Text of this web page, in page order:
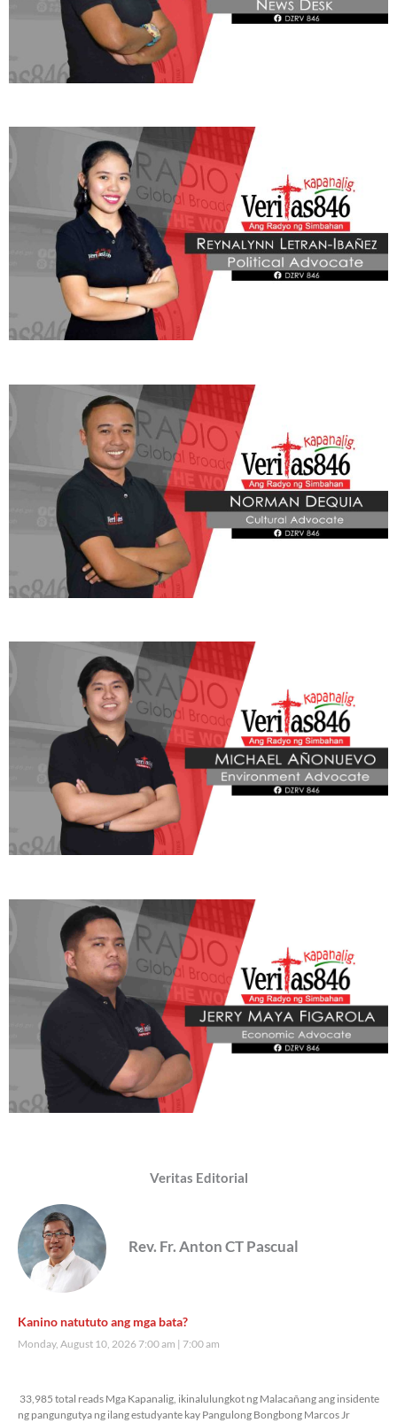
Veritas Editorial
Rev. Fr. Anton CT Pascual
Kanino natututo ang mga bata?
Monday, August 10, 2026 7:00 am 7:00 am
33,985 total reads Mga Kapanalig, ikinalulungkot ng Malacañang ang insidente
ng pangungutya ng ilang estudyante kay Pangulong Bongbong Marcos Jr